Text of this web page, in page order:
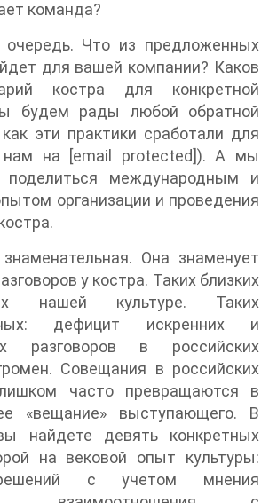
команда?
Что из предложенных
для вашей компании? Каков
костра для конкретной
будем рады любой обратной
эти практики сработали для
А мы
международным и
организации и проведения
Она знаменует
у костра. Таких близких
нашей культуре. Таких
дефицит искренних и
разговоров в российских
Совещания в российских
часто превращаются в
«вещание» выступающего. В
найдете девять конкретных
на вековой опыт культуры:
с учетом мнения